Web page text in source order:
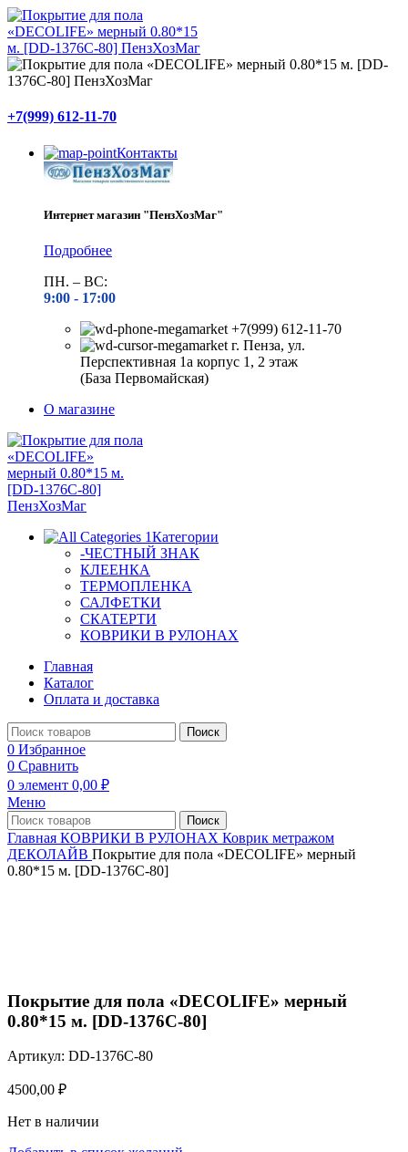
+7(999) 612-11-70
Контакты
Интернет магазин "ПензХозМаг"
Подробнее
ПН. – ВС:
9:00 - 17:00
+7(999) 612-11-70
г. Пенза, ул.
Перспективная 1а корпус 1, 2 этаж
(База Первомайская)
О магазине
Категории
-ЧЕСТНЫЙ ЗНАК
КЛЕЕНКА
ТЕРМОПЛЕНКА
САЛФЕТКИ
СКАТЕРТИ
КОВРИКИ В РУЛОНАХ
Главная
Каталог
Оплата и доставка
Поиск
0 Избранное
0 Сравнить
0 элемент 0,00 ₽
Меню
Поиск
Главная КОВРИКИ В РУЛОНАХ Коврик метражом
ДЕКОЛАЙВ Покрытие для пола «DECOLIFE» мерный
0.80*15 м. [DD-1376C-80]
Покрытие для пола «DECOLIFE» мерный
0.80*15 м. [DD-1376C-80]
Артикул: DD-1376C-80
4500,00 ₽
Нет в наличии